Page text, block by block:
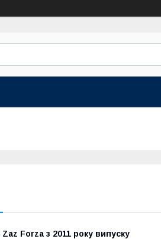
Forza з 2011 року випуску